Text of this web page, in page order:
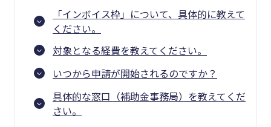
「インボイス枠」について、具体的に教えて
ください。
対象となる経費を教えてください。
いつから申請が開始されるのですか？
具体的な窓口（補助金事務局）を教えてくだ
さい。